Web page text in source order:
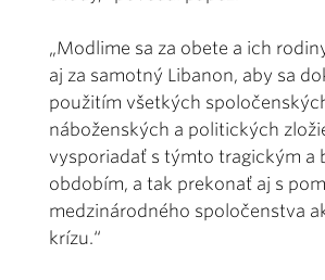
„Modlime sa za obete a ich
aj za samotný Libanon, aby sa
použitím všetkých
náboženských a politických
vysporiadať s týmto tragickým a
obdobím, a tak prekonať aj s
medzinárodného spoločenstva
krízu.“